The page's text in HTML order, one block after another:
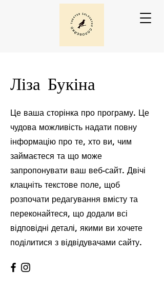
Ліза Букіна
Це ваша сторінка про програму. Це
чудова можливість надати повну
інформацію про те, хто ви, чим
займаєтеся та що може
запропонувати ваш веб-сайт. Двічі
клацніть текстове поле, щоб
розпочати редагування вмісту та
переконайтеся, що додали всі
відповідні деталі, якими ви хочете
поділитися з відвідувачами сайту.